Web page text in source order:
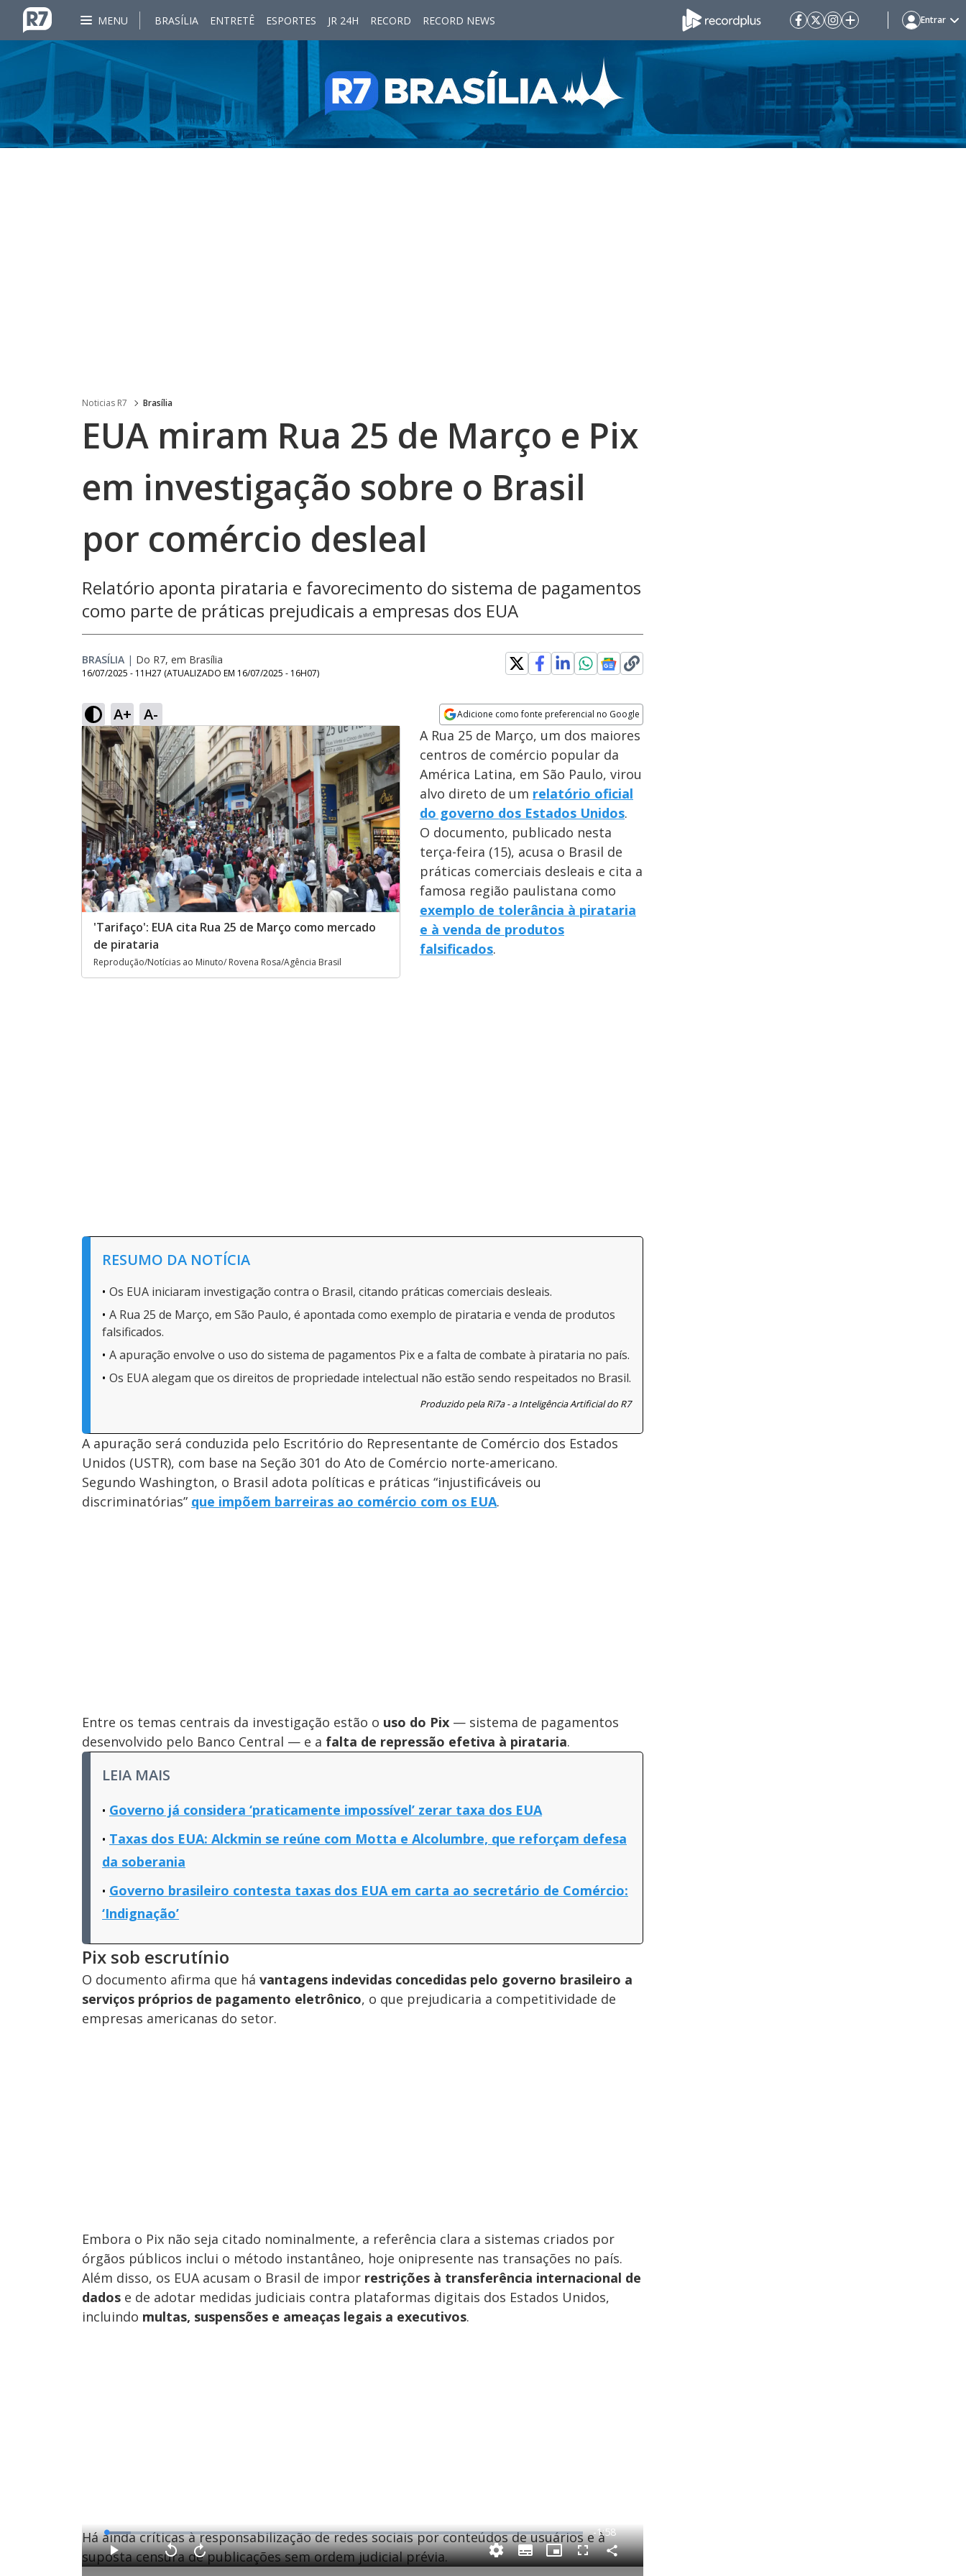
MENU BRASÍLIA ENTRETÊ ESPORTES JR 24H RECORD RECORD NEWS Entrar
Noticias R7 Brasília
EUA miram Rua 25 de Março e Pix
em investigação sobre o Brasil
por comércio desleal
Relatório aponta pirataria e favorecimento do sistema de pagamentos
como parte de práticas prejudicais a empresas dos EUA
BRASÍLIA | Do R7, em Brasília
16/07/2025 - 11H27 (ATUALIZADO EM 16/07/2025 - 16H07)
A+ A- Adicione como fonte preferencial no Google
Opens in new window
'Tarifaço': EUA cita Rua 25 de Março como mercado
de pirataria
Reprodução/Notícias ao Minuto/ Rovena Rosa/Agência Brasil
A Rua 25 de Março, um dos maiores
centros de comércio popular da
América Latina, em São Paulo, virou
alvo direto de um relatório oficial
do governo dos Estados Unidos.
O documento, publicado nesta
terça-feira (15), acusa o Brasil de
práticas comerciais desleais e cita a
famosa região paulistana como
exemplo de tolerância à pirataria
e à venda de produtos
falsificados.
RESUMO DA NOTÍCIA
Os EUA iniciaram investigação contra o Brasil, citando práticas comerciais desleais.
A Rua 25 de Março, em São Paulo, é apontada como exemplo de pirataria e venda de produtos
falsificados.
A apuração envolve o uso do sistema de pagamentos Pix e a falta de combate à pirataria no país.
Os EUA alegam que os direitos de propriedade intelectual não estão sendo respeitados no Brasil.
Produzido pela Ri7a - a Inteligência Artificial do R7
A apuração será conduzida pelo Escritório do Representante de Comércio dos Estados
Unidos (USTR), com base na Seção 301 do Ato de Comércio norte-americano.
Segundo Washington, o Brasil adota políticas e práticas “injustificáveis ou
discriminatórias” que impõem barreiras ao comércio com os EUA.
Entre os temas centrais da investigação estão o uso do Pix — sistema de pagamentos
desenvolvido pelo Banco Central — e a falta de repressão efetiva à pirataria.
LEIA MAIS
Governo já considera ‘praticamente impossível’ zerar taxa dos EUA
Taxas dos EUA: Alckmin se reúne com Motta e Alcolumbre, que reforçam defesa
da soberania
Governo brasileiro contesta taxas dos EUA em carta ao secretário de Comércio:
‘Indignação’
Pix sob escrutínio
O documento afirma que há vantagens indevidas concedidas pelo governo brasileiro a
serviços próprios de pagamento eletrônico, o que prejudicaria a competitividade de
empresas americanas do setor.
Embora o Pix não seja citado nominalmente, a referência clara a sistemas criados por
órgãos públicos inclui o método instantâneo, hoje onipresente nas transações no país.
Além disso, os EUA acusam o Brasil de impor restrições à transferência internacional de
dados e de adotar medidas judiciais contra plataformas digitais dos Estados Unidos,
incluindo multas, suspensões e ameaças legais a executivos.
Há ainda críticas à responsabilização de redes sociais por conteúdos de usuários e à
suposta censura de publicações sem ordem judicial prévia.
P
l
V
o
A
v
L
o
a
d
e
R
e
m
-1:58
S
u
P
i
F
u
C
o